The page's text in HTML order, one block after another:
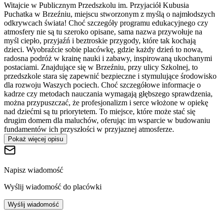
Witajcie w Publicznym Przedszkolu im. Przyjaciół Kubusia
Puchatka w Brzeźniu, miejscu stworzonym z myślą o najmłodszych
odkrywcach świata! Choć szczegóły programu edukacyjnego czy
atmosfery nie są tu szeroko opisane, sama nazwa przywołuje na
myśl ciepło, przyjaźń i beztroskie przygody, które tak kochają
dzieci. Wyobraźcie sobie placówkę, gdzie każdy dzień to nowa,
radosna podróż w krainę nauki i zabawy, inspirowaną ukochanymi
postaciami. Znajdujące się w Brzeźniu, przy ulicy Szkolnej, to
przedszkole stara się zapewnić bezpieczne i stymulujące środowisko
dla rozwoju Waszych pociech. Choć szczegółowe informacje o
kadrze czy metodach nauczania wymagają głębszego sprawdzenia,
można przypuszczać, że profesjonalizm i serce włożone w opiekę
nad dziećmi są tu priorytetem. To miejsce, które może stać się
drugim domem dla maluchów, oferując im wsparcie w budowaniu
fundamentów ich przyszłości w przyjaznej atmosferze.
Pokaż więcej opisu
Napisz wiadomość
Wyślij wiadomość do placówki
Wyślij wiadomość